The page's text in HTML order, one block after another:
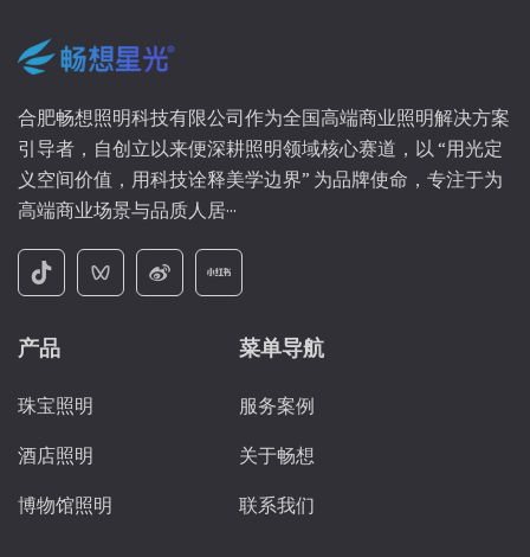
合肥畅想照明科技有限公司作为全国高端商业照明解决方案
引导者，自创立以来便深耕照明领域核心赛道，以 “用光定
义空间价值，用科技诠释美学边界” 为品牌使命，专注于为
高端商业场景与品质人居···
产品
珠宝照明
酒店照明
博物馆照明
菜单导航
服务案例
关于畅想
联系我们